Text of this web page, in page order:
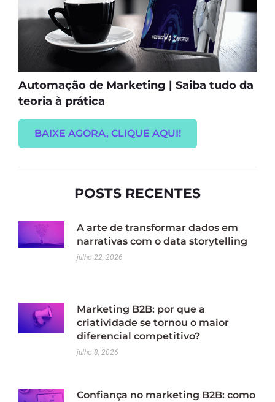
Automação de Marketing | Saiba tudo da
teoria à prática
BAIXE AGORA, CLIQUE AQUI!
POSTS RECENTES
A arte de transformar dados em
narrativas com o data storytelling
julho 22, 2026
Marketing B2B: por que a
criatividade se tornou o maior
diferencial competitivo?
julho 8, 2026
Confiança no marketing B2B: como